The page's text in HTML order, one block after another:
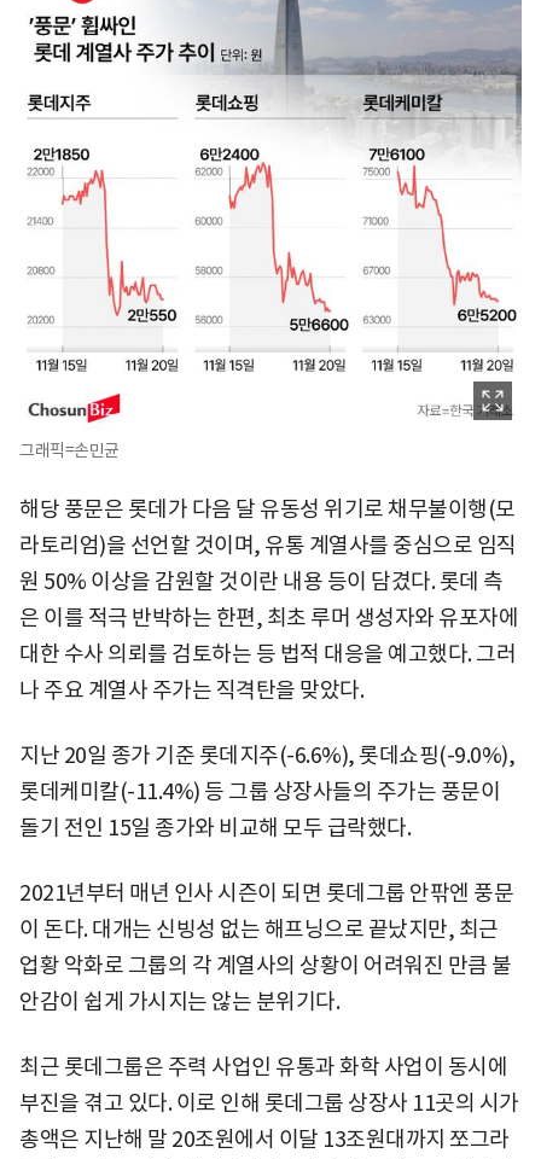
그래픽=손민균
해당 풍문은 롯데가 다음 달 유동성 위기로 채무불이행(모
라토리엄)을 선언할 것이며, 유통 계열사를 중심으로 임직
원 50% 이상을 감원할 것이란 내용 등이 담겼다. 롯데 측
은 이를 적극 반박하는 한편, 최초 루머 생성자와 유포자에
대한 수사 의뢰를 검토하는 등 법적 대응을 예고했다. 그러
나 주요 계열사 주가는 직격탄을 맞았다.
지난 20일 종가 기준 롯데지주(-6.6%), 롯데쇼핑(-9.0%),
롯데케미칼(-11.4%) 등 그룹 상장사들의 주가는 풍문이
돌기 전인 15일 종가와 비교해 모두 급락했다.
2021년부터 매년 인사 시즌이 되면 롯데그룹 안팎엔 풍문
이 돈다. 대개는 신빙성 없는 해프닝으로 끝났지만, 최근
업황 악화로 그룹의 각 계열사의 상황이 어려워진 만큼 불
안감이 쉽게 가시지는 않는 분위기다.
최근 롯데그룹은 주력 사업인 유통과 화학 사업이 동시에
부진을 겪고 있다. 이로 인해 롯데그룹 상장사 11곳의 시가
총액은 지난해 말 20조원에서 이달 13조원대까지 쪼그라